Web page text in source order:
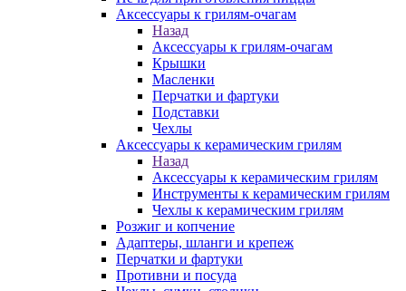
Аксессуары к грилям-очагам
Назад
Аксессуары к грилям-очагам
Крышки
Масленки
Перчатки и фартуки
Подставки
Чехлы
Аксессуары к керамическим грилям
Назад
Аксессуары к керамическим грилям
Инструменты к керамическим грилям
Чехлы к керамическим грилям
Розжиг и копчение
Адаптеры, шланги и крепеж
Перчатки и фартуки
Противни и посуда